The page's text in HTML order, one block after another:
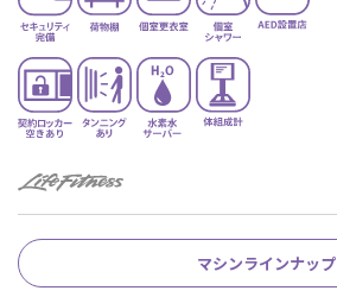
マシンラインナップ